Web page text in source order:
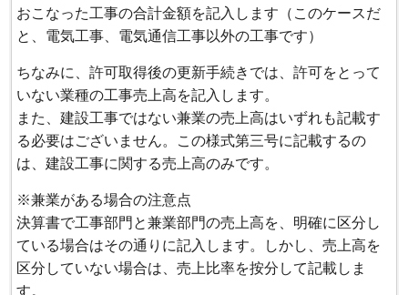
おこなった工事の合計金額を記入します（このケースだ
と、電気工事、電気通信工事以外の工事です）
ちなみに、許可取得後の更新手続きでは、許可をとって
いない業種の工事売上高を記入します。
また、建設工事ではない兼業の売上高はいずれも記載す
る必要はございません。この様式第三号に記載するの
は、建設工事に関する売上高のみです。
※兼業がある場合の注意点
決算書で工事部門と兼業部門の売上高を、明確に区分し
ている場合はその通りに記入します。しかし、売上高を
区分していない場合は、売上比率を按分して記載しま
す。